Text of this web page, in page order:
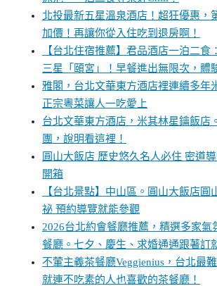
北投最新五星溫泉酒店！超狂優惠，
加價！再讓你從入住吃到退房啊！
【台北住宿推薦】君品酒店一泊二食
三星「頤宮」！早餐進出無限次，體
雅閣，台北文華東方酒店裡連續多年
正宗粵菜讓人一吃愛上
台北文華東方酒店，米其林星鑰飯店
團，說明看這裡！
圓山大飯店 歷史悠久名人必住 密道
開箱
【台北景點】中山區。圓山大飯店圓
祕 預約導覽就能參觀
2026台北約會餐廳推薦，精選多家氣
餐廳。七夕、慶生、求婚通通跟著訂
不葷主義茶餐廳Veggienius，台北最
就連不吃素的人也喜歡的茶餐廳！